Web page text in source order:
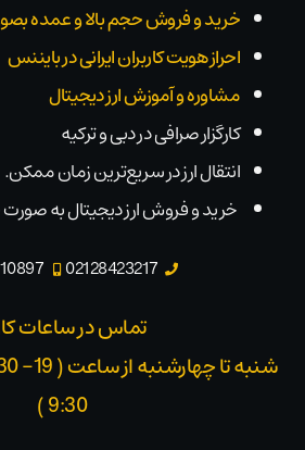
خرید و فروش حجم بالا و عمده
احراز هویت کاربران ایرانی در بایننس
مشاوره و آموزش ارز دیجیتال
کارگزار صرافی در دبی و ترکیه
انتقال ارز در سریع‌ترین زمان ممکن.
خرید و فروش ارز دیجیتال به
02128423217
تماس در ساعات
9:30 )​